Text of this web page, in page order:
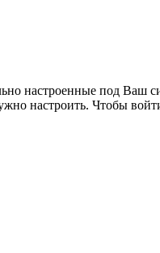
настроенные под Ваш
настроить. Чтобы